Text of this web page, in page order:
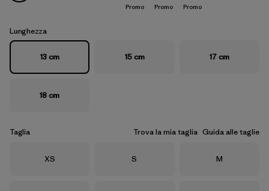
Promo Promo Promo
Lunghezza
13 cm 15 cm 17 cm
18 cm
Taglia Trova la mia taglia Guida alle taglie
Taglia
XS Taglia
S Taglia
M